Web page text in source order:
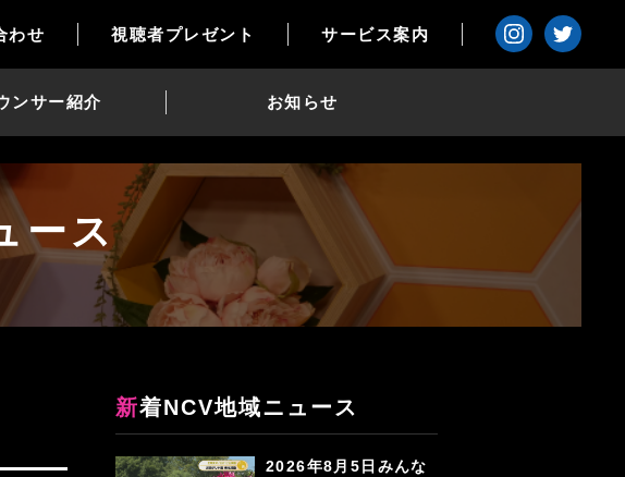
わせ 視聴者プレゼント サービス案内
ンサー紹介 お知らせ
ース
新着NCV地域ニュース
2026年8月5日みんな